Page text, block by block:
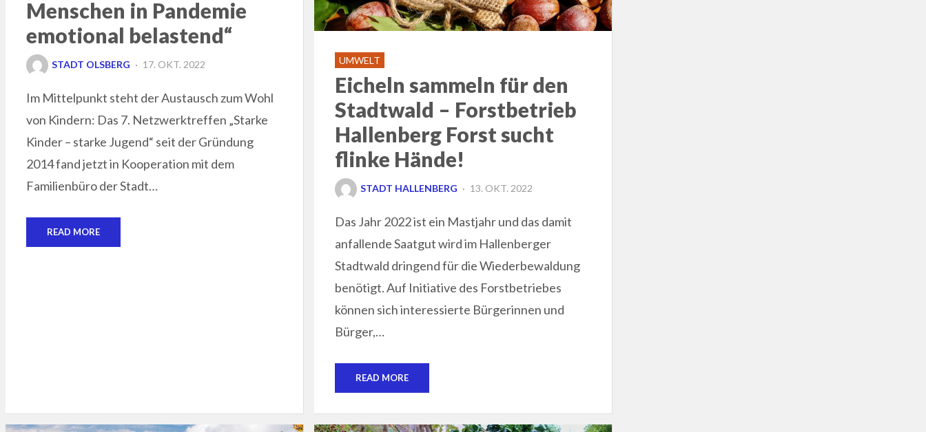
Menschen in Pandemie
emotional belastend“
STADT OLSBERG
POSTED
17. OKT. 2022
Im Mittelpunkt steht der Austausch zum Wohl
von Kindern: Das 7. Netzwerktreffen „Starke
Kinder – starke Jugend“ seit der Gründung
2014 fand jetzt in Kooperation mit dem
Familienbüro der Stadt…
READ MORE
UMWELT
Eicheln sammeln für den
Stadtwald – Forstbetrieb
Hallenberg Forst sucht
flinke Hände!
STADT HALLENBERG
POSTED
13. OKT. 2022
Das Jahr 2022 ist ein Mastjahr und das damit
anfallende Saatgut wird im Hallenberger
Stadtwald dringend für die Wiederbewaldung
benötigt. Auf Initiative des Forstbetriebes
können sich interessierte Bürgerinnen und
Bürger,…
READ MORE